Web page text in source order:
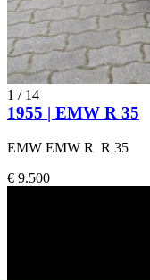
1 / 14
1955 | EMW R 35
EMW EMW R R 35
€ 9.500